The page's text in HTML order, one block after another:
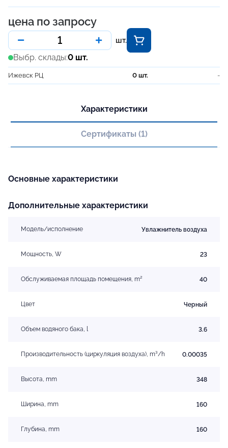
Выбр. склады:0 шт.
Ижевск РЦ 0 шт. -
цена по запросу
шт.
Характеристики
Сертификаты (1)
Основные характеристики
Дополнительные характеристики
Модель/исполнение Увлажнитель воздуха
Мощность, W 23
Обслуживаемая площадь помещения, m² 40
Цвет Черный
Объем водяного бака, l 3.6
Производительность (циркуляция воздуха), m³/h 0.00035
Высота, mm 348
Ширина, mm 160
Глубина, mm 160